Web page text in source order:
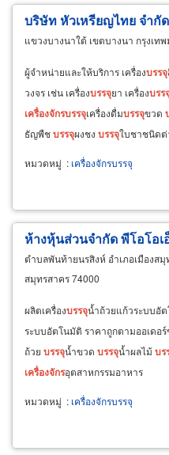
บริษัท หัวเหรียญไทย จำกัด
แขวงบางนาใต้ เขตบางนา กรุงเท
ผู้จำหน่ายและให้บริการ เครื่องบรรจุ
วงจร เช่น เครื่องบรรจุยา เครื่องบรร
เครื่องจักรบรรจุเครื่องดื่มบรรจุขวด
ธัญพืชบรรจุผงชง บรรจุใบชาชนิด
แบบอุตสาหกรรมลงมาถึงแบบ
หมวดหมู่ : เครื่องจักรบรรจุ
ห้างหุ้นส่วนจำกัด พีโอโอเ
ตำบลพันท้ายนรสิงห์ อำเภอเมืองส
สมุทรสาคร 74000
ผลิตเครื่องบรรจุน้ำถ้วยแก้วระบบอั
ระบบอัตโนมัติ ราคาถูกตามออเดอร์
ถ้วย บรรจุน้ำขวด บรรจุน้ำผลไม้บร
เครื่องจักรอุตสาหกรรมอาหาร
หมวดหมู่ : เครื่องจักรบรรจุ